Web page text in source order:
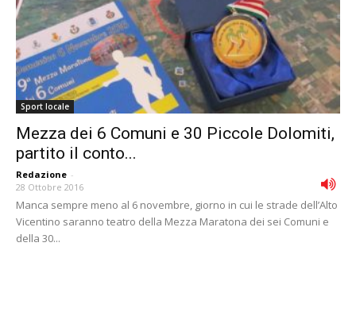
Sport locale
Mezza dei 6 Comuni e 30 Piccole Dolomiti,
partito il conto...
Redazione -
28 Ottobre 2016
Manca sempre meno al 6 novembre, giorno in cui le strade dell’Alto
Vicentino saranno teatro della Mezza Maratona dei sei Comuni e
della 30...